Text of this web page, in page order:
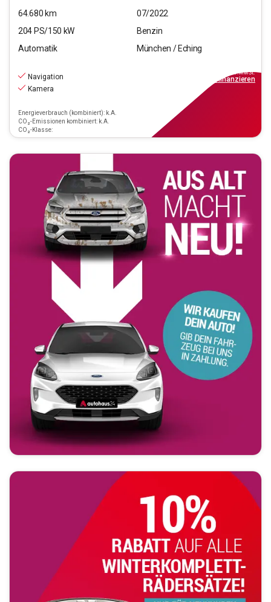
64.680 km
07/2022
204 PS/150 kW
Benzin
Automatik
München / Eching
Navigation
Kamera
Energieverbrauch (kombiniert): k.A.
CO₂-Emissionen kombiniert: k.A.
CO₂-Klasse:
inkl.MwSt.
finanzieren